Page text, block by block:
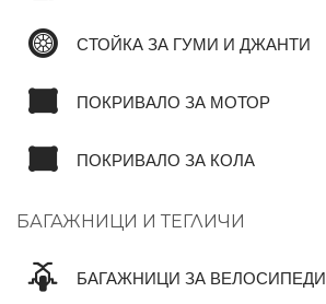
СТОЙКА ЗА ГУМИ И ДЖАНТИ
ПОКРИВАЛО ЗА МОТОР
ПОКРИВАЛО ЗА КОЛА
БАГАЖНИЦИ И ТЕГЛИЧИ
БАГАЖНИЦИ ЗА ВЕЛОСИПЕДИ